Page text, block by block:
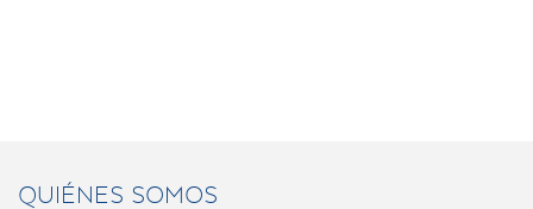
QUIÉNES SOMOS